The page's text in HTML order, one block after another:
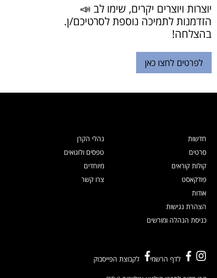
יוצרות ויוצרים יקרים, שימו לב 📣
הזדמנות לתמיכה נוספת לסרטיכם/ן.
בהצלחה!
לפרטים לחצו כאן
חדשות
סרטים
קולות קוראים
פודקאסט
אודות
נהלי הקרן
טפסים ולוגואים
מיוחדים
צרו קשר
הצהרת נגישות
כניסת הנהלה ומורשים
לדף הרשמי לקבוצת הפייסבוק